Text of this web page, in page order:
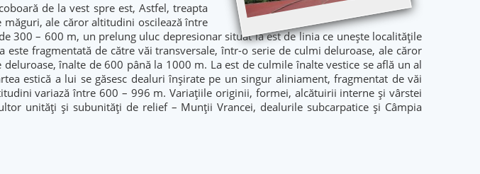
de la vest spre est, Astfel, treapta
ale căror altitudini oscilează între
300 – 600 m, un prelung uluc depresionar situat la est de linia ce uneşte localităţile
fragmentată de către văi transversale, într-o serie de culmi deluroase, ale căror
înalte de 600 până la 1000 m. La est de culmile înalte vestice se află un al
estică a lui se găsesc dealuri înşirate pe un singur aliniament, fragmentat de văi
variază între 600 – 996 m. Variaţiile originii, formei, alcătuirii interne şi vârstei
unităţi şi subunităţi de relief – Munţii Vrancei, dealurile subcarpatice şi Câmpia